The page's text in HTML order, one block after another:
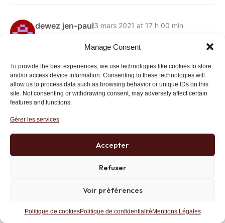
Manage Consent
To provide the best experiences, we use technologies like cookies to store
and/or access device information. Consenting to these technologies will
allow us to process data such as browsing behavior or unique IDs on this
site. Not consenting or withdrawing consent, may adversely affect certain
features and functions.
Gérer les services
Accepter
Refuser
Voir préférences
Politique de cookiesPolitique de confidentialité Mentions Légales
dewez jen-paul3 mars 2021 at 17 h 00 min
Entierement d accord avec votre analyse!
que du covid 19?
rien d autre ne les intéressent.
Répondre Lien
3 mars 2021 at 14 h 30 min